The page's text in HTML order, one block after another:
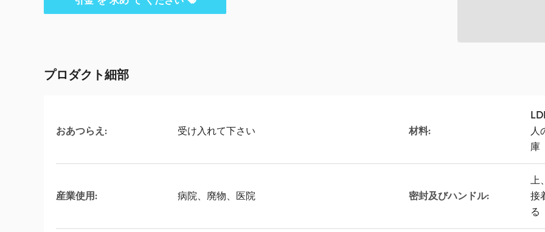
プロダクト細部
おあつらえ: 受け入れて下さい 材料:
人
庫
産業使用: 病院、廃物、医院 密封及びハンドル:
上
接
る